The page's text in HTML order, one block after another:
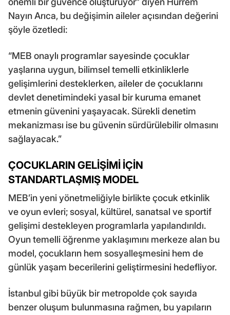
Nayın Arıca, bu değişimin aileler açısından değerini
şöyle özetledi:
“MEB onaylı programlar sayesinde çocuklar
yaşlarına uygun, bilimsel temelli etkinliklerle
gelişimlerini desteklerken, aileler de çocuklarını
devlet denetimindeki yasal bir kuruma emanet
etmenin güvenini yaşayacak. Sürekli denetim
mekanizması ise bu güvenin sürdürülebilir olmasını
sağlayacak.”
ÇOCUKLARIN GELİŞİMİ İÇİN
STANDARTLAŞMIŞ MODEL
MEB’in yeni yönetmeliğiyle birlikte çocuk etkinlik
ve oyun evleri; sosyal, kültürel, sanatsal ve sportif
gelişimi destekleyen programlarla yapılandırıldı.
Oyun temelli öğrenme yaklaşımını merkeze alan bu
model, çocukların hem sosyalleşmesini hem de
günlük yaşam becerilerini geliştirmesini hedefliyor.
İstanbul gibi büyük bir metropolde çok sayıda
benzer oluşum bulunmasına rağmen, bu yapıların